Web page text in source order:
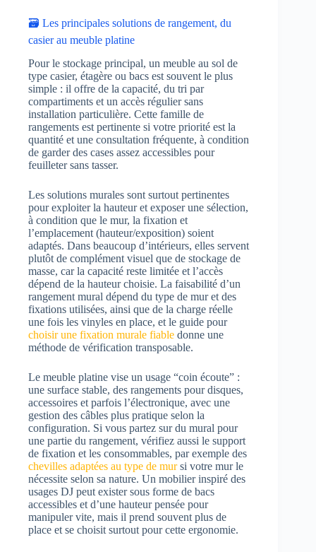
🗃️ Les principales solutions de rangement, du
casier au meuble platine
Pour le stockage principal, un meuble au sol de
type casier, étagère ou bacs est souvent le plus
simple : il offre de la capacité, du tri par
compartiments et un accès régulier sans
installation particulière. Cette famille de
rangements est pertinente si votre priorité est la
quantité et une consultation fréquente, à condition
de garder des cases assez accessibles pour
feuilleter sans tasser.
Les solutions murales sont surtout pertinentes
pour exploiter la hauteur et exposer une sélection,
à condition que le mur, la fixation et
l’emplacement (hauteur/exposition) soient
adaptés. Dans beaucoup d’intérieurs, elles servent
plutôt de complément visuel que de stockage de
masse, car la capacité reste limitée et l’accès
dépend de la hauteur choisie. La faisabilité d’un
rangement mural dépend du type de mur et des
fixations utilisées, ainsi que de la charge réelle
une fois les vinyles en place, et le guide pour
choisir une fixation murale fiable donne une
méthode de vérification transposable.
Le meuble platine vise un usage “coin écoute” :
une surface stable, des rangements pour disques,
accessoires et parfois l’électronique, avec une
gestion des câbles plus pratique selon la
configuration. Si vous partez sur du mural pour
une partie du rangement, vérifiez aussi le support
de fixation et les consommables, par exemple des
chevilles adaptées au type de mursi votre mur le
nécessite selon sa nature. Un mobilier inspiré des
usages DJ peut exister sous forme de bacs
accessibles et d’une hauteur pensée pour
manipuler vite, mais il prend souvent plus de
place et se choisit surtout pour cette ergonomie.